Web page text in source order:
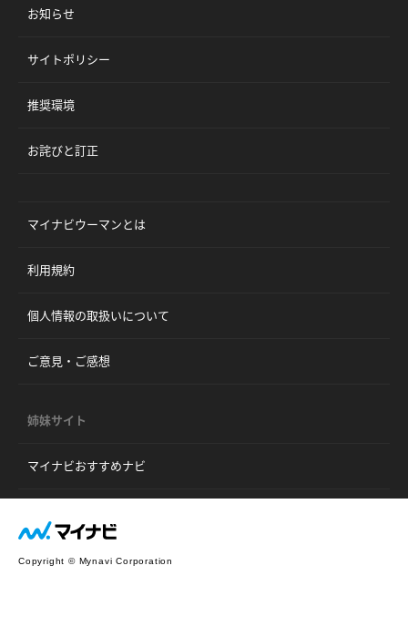
お知らせ
サイトポリシー
推奨環境
お詫びと訂正
マイナビウーマンとは
利用規約
個人情報の取扱いについて
ご意見・ご感想
姉妹サイト
マイナビおすすめナビ
Copyright © Mynavi Corporation